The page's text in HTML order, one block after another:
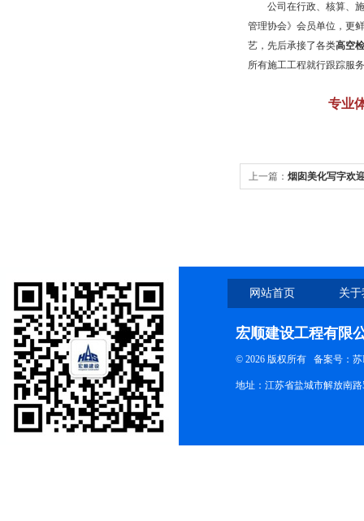
公司在行政、核算、施
管理协会》会员单位，更
艺，先后承接了各类高空
所有施工工程就行跟踪服
专业
上一篇： 烟囱美化写字欢
网站首页 关
宏顺建设工程有限
© 2026 版权所有 备案号：苏
地址：江苏省盐城市解放南